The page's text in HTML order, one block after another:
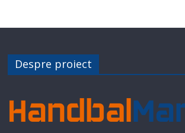
Despre proiect